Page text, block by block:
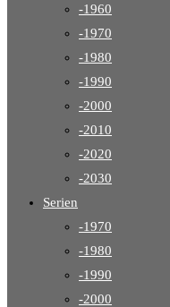
-1960
-1970
-1980
-1990
-2000
-2010
-2020
-2030
Serien
-1970
-1980
-1990
-2000